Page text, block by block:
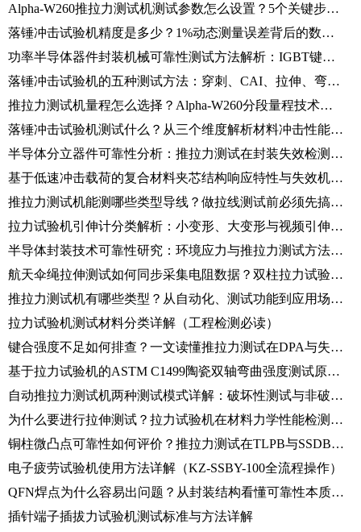
Alpha-W260推拉力测试机测试参数怎么设置？5个关键步骤解析
落锤冲击试验机精度是多少？1%动态测量误差背后的数据采集技术解析
功率半导体器件封装机械可靠性测试方法解析：IGBT键合线拉力与芯片剪切检测
落锤冲击试验机的五种测试方法：穿刺、CAI、拉伸、弯曲及剥离冲击试验解析
推拉力测试机量程怎么选择？Alpha-W260分段量程技术详解
落锤冲击试验机测试什么？从三个维度解析材料冲击性能评价方法
半导体分立器件可靠性分析：推拉力测试在封装失效检测中的应用解析
基于低速冲击载荷的复合材料夹芯结构响应特性与失效机理研究（仪器化落锤法）
推拉力测试机能测哪些类型导线？做拉线测试前必须先搞清楚这些问题
拉力试验机引伸计分类解析：小变形、大变形与视频引伸计区别详解
半导体封装技术可靠性研究：环境应力与推拉力测试方法论解析
航天伞绳拉伸测试如何同步采集电阻数据？双柱拉力试验机操作全流程
推拉力测试机有哪些类型？从自动化、测试功能到应用场景的完整分类解析
拉力试验机测试材料分类详解（工程检测必读）
键合强度不足如何排查？一文读懂推拉力测试在DPA与失效分析中的核心应用
基于拉力试验机的ASTM C1499陶瓷双轴弯曲强度测试原理详解
自动推拉力测试机两种测试模式详解：破坏性测试与非破坏性测试区别
为什么要进行拉伸测试？拉力试验机在材料力学性能检测中的核心应用
铜柱微凸点可靠性如何评价？推拉力测试在TLPB与SSDB中的应用
电子疲劳试验机使用方法详解（KZ-SSBY-100全流程操作）
QFN焊点为什么容易出问题？从封装结构看懂可靠性本质（含Alpha-W260推拉力测试机应用）
插针端子插拔力试验机测试标准与方法详解